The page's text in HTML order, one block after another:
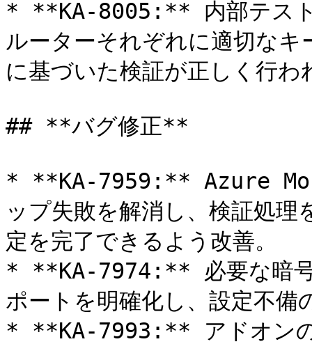
* **KA-8005:** 内部テスト
ルーターそれぞれに適切な
に基づいた検証が正しく行わ
## **バグ修正**
* **KA-7959:** Azure
ップ失敗を解消し、検証処理
定を完了できるよう改善。
* **KA-7974:** 必要な暗号
ポートを明確化し、設定不備
* **KA-7993:** アドオンの